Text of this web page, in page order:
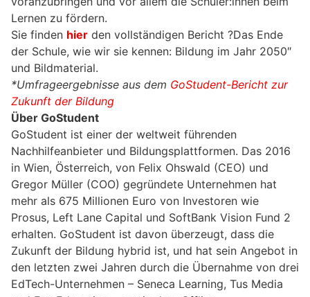
Lernen zu fördern.
Sie finden hier den vollständigen Bericht ?Das Ende
der Schule, wie wir sie kennen: Bildung im Jahr 2050″
und Bildmaterial.
*Umfrageergebnisse aus dem GoStudent-Bericht zur
Zukunft der Bildung
Über GoStudent
GoStudent ist einer der weltweit führenden
Nachhilfeanbieter und Bildungsplattformen. Das 2016
in Wien, Österreich, von Felix Ohswald (CEO) und
Gregor Müller (COO) gegründete Unternehmen hat
mehr als 675 Millionen Euro von Investoren wie
Prosus, Left Lane Capital und SoftBank Vision Fund 2
erhalten. GoStudent ist davon überzeugt, dass die
Zukunft der Bildung hybrid ist, und hat sein Angebot in
den letzten zwei Jahren durch die Übernahme von drei
EdTech-Unternehmen – Seneca Learning, Tus Media